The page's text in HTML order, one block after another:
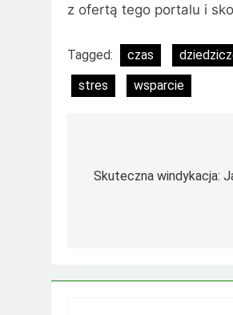
z ofertą tego portalu i
Tagged: czas
stres
wsparcie
wpisu
Skuteczna windykacja: